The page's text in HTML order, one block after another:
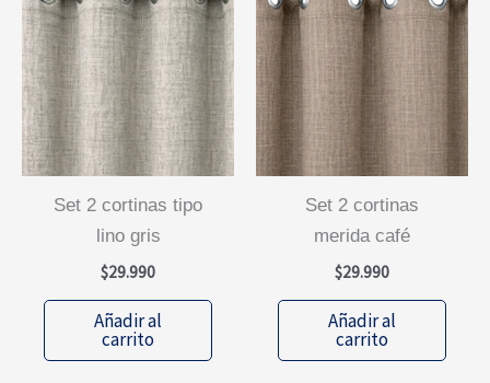
set 2 cortinas tipo
lino gris
$29.990
Añadir al
carrito
set 2 cortinas
merida café
$29.990
Añadir al
carrito